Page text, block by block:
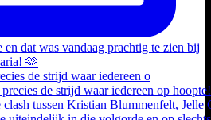
de strijd waar iedereen o